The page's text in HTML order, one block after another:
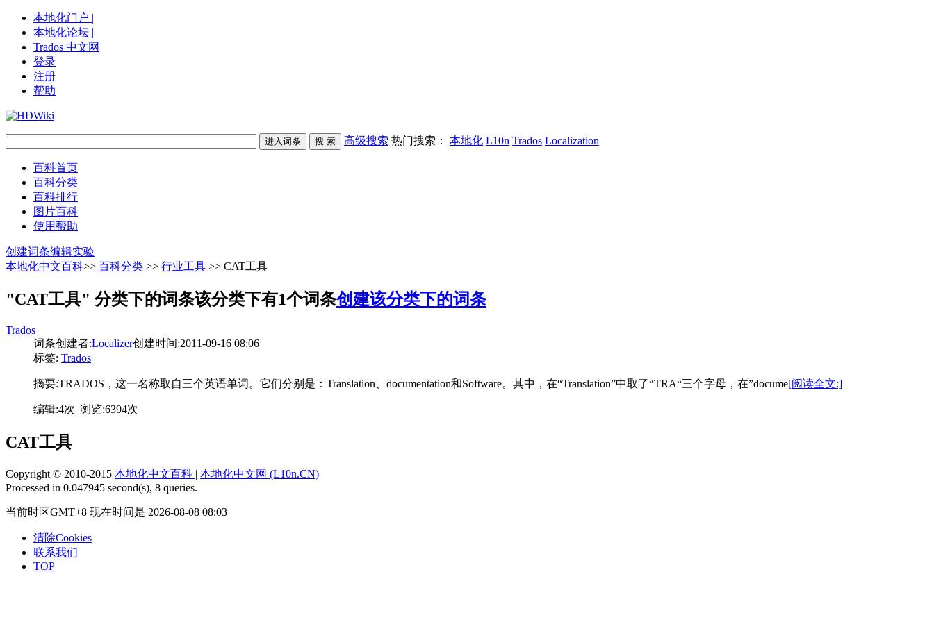
本地化门户 |
本地化论坛 |
Trados 中文网
登录
注册
帮助
高级搜索 热门搜索： 本地化 L10n Trados Localization
百科首页
百科分类
百科排行
图片百科
使用帮助
创建词条编辑实验
本地化中文百科>> 百科分类 >> 行业工具 >> CAT工具
"CAT工具" 分类下的词条该分类下有1个词条创建该分类下的词条
Trados
词条创建者:Localizer创建时间:2011-09-16 08:06
标签: Trados
摘要:TRADOS，这一名称取自三个英语单词。它们分别是：Translation、documentation和Software。其中，在“Translation”中取了“TRA“三个字母，在”docume[阅读全文:]
编辑:4次| 浏览:6394次
CAT工具
Copyright © 2010-2015 本地化中文百科 | 本地化中文网 (L10n.CN)
Processed in 0.047945 second(s), 8 queries.
当前时区GMT+8 现在时间是 2026-08-08 08:03
清除Cookies
联系我们
TOP